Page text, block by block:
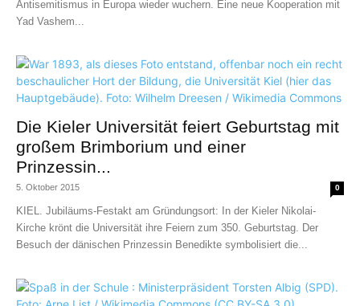
Antisemitismus in Europa wieder wuchern. Eine neue Kooperation mit
Yad Vashem...
Die Kieler Universität feiert Geburtstag mit
großem Brimborium und einer
Prinzessin...
5. Oktober 2015 0
KIEL. Jubiläums-Festakt am Gründungsort: In der Kieler Nikolai-
Kirche krönt die Universität ihre Feiern zum 350. Geburtstag. Der
Besuch der dänischen Prinzessin Benedikte symbolisiert die...